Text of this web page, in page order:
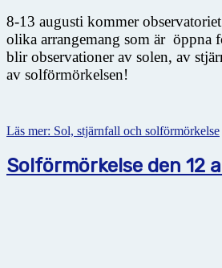
8-13 augusti kommer
olika arrangemang som är öppna
blir observationer av solen, av
av solförmörkelsen!
Läs mer: Sol, stjärnfall och solförmörkelse
Solförmörkelse den 12